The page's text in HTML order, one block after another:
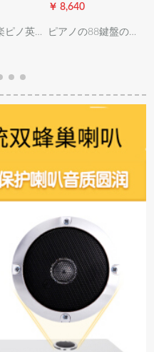
ピノ英
ノ調律
￥ 8,640
ピアノの88鍵盤の重
子供供の初心者の进